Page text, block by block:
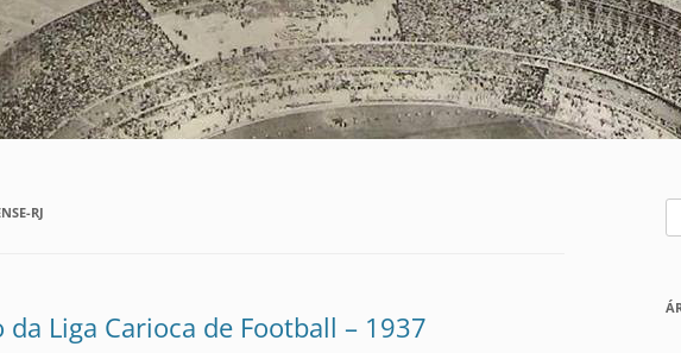
RJ
Liga Carioca de Football – 1937